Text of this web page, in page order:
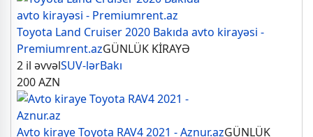
Toyota Land Cruiser 2020 Bakıda avto kirayəsi -
Premiumrent.azGÜNLÜK KİRAYƏ
2 il əvvəlSUV-lərBakı
200AZN
Avto kiraye Toyota RAV4 2021 - Aznur.azGÜNLÜK